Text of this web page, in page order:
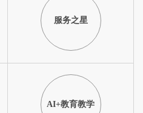
服务之星
AI+教育教学